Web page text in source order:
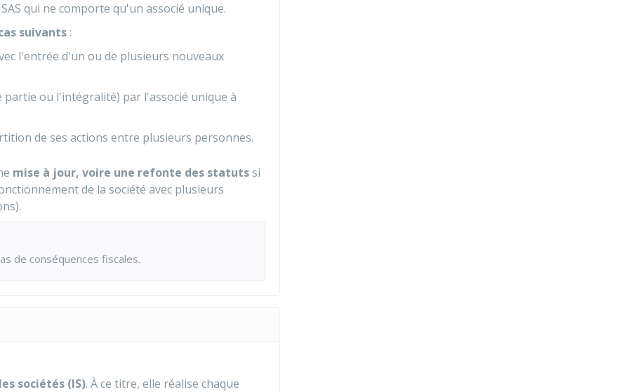
qui ne comporte qu'un associé unique.
suivants :
l'entrée d'un ou de plusieurs nouveaux
partie ou l'intégralité) par l'associé unique à
de ses actions entre plusieurs personnes.
mise à jour, voire une refonte des statutssi
de la société avec plusieurs
de conséquences fiscales.
sociétés (IS). À ce titre, elle réalise chaque